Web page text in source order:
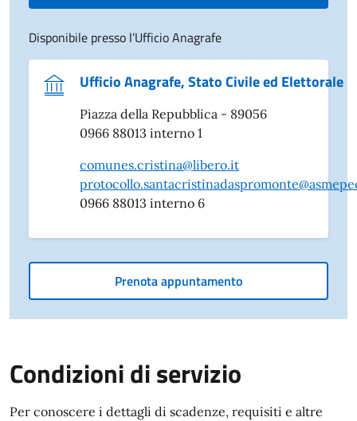
Disponibile presso l’Ufficio Anagrafe
Ufficio Anagrafe, Stato Civile ed Elettorale
Piazza della Repubblica - 89056
0966 88013 interno 1
comunes.cristina@libero.it
0966 88013 interno 6
Prenota appuntamento
Condizioni di servizio
Per conoscere i dettagli di scadenze, requisiti e altre